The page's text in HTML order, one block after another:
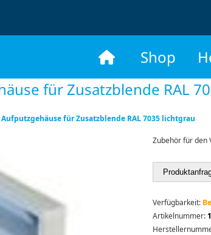
Shop
für Zusatzblende RAL
Aufputzgehäuse für Zusatzblende RAL 7035 lichtgrau
Zubehör für den
Verfügbarkeit:
Artikelnummer: